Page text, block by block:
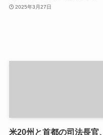
2025年3月27日
米20州と首都の司法長官、